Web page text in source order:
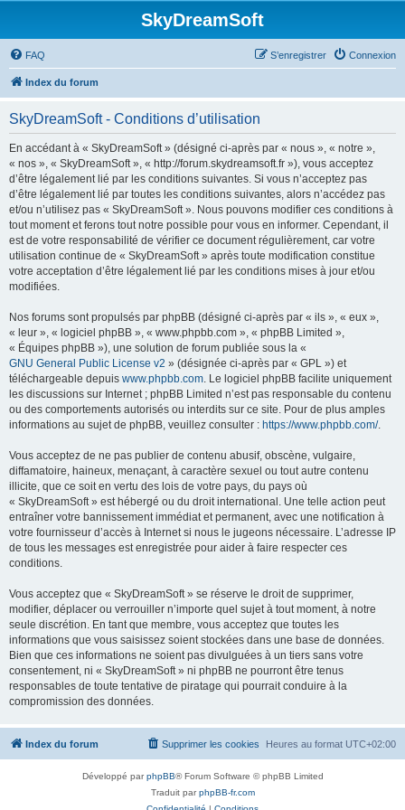
SkyDreamSoft
FAQ Connexion
S’enregistrer
Index du forum
SkyDreamSoft - Conditions d’utilisation
En accédant à « SkyDreamSoft » (désigné ci-après par « nous », « notre »,
« nos », « SkyDreamSoft », « http://forum.skydreamsoft.fr »), vous acceptez
d’être légalement lié par les conditions suivantes. Si vous n’acceptez pas
d’être légalement lié par toutes les conditions suivantes, alors n’accédez pas
et/ou n’utilisez pas « SkyDreamSoft ». Nous pouvons modifier ces conditions à
tout moment et ferons tout notre possible pour vous en informer. Cependant, il
est de votre responsabilité de vérifier ce document régulièrement, car votre
utilisation continue de « SkyDreamSoft » après toute modification constitue
votre acceptation d’être légalement lié par les conditions mises à jour et/ou
modifiées.
Nos forums sont propulsés par phpBB (désigné ci-après par « ils », « eux »,
« leur », « logiciel phpBB », « www.phpbb.com », « phpBB Limited »,
« Équipes phpBB »), une solution de forum publiée sous la «
GNU General Public License v2 » (désignée ci-après par « GPL ») et
téléchargeable depuis www.phpbb.com. Le logiciel phpBB facilite uniquement
les discussions sur Internet ; phpBB Limited n’est pas responsable du contenu
ou des comportements autorisés ou interdits sur ce site. Pour de plus amples
informations au sujet de phpBB, veuillez consulter : https://www.phpbb.com/.
Vous acceptez de ne pas publier de contenu abusif, obscène, vulgaire,
diffamatoire, haineux, menaçant, à caractère sexuel ou tout autre contenu
illicite, que ce soit en vertu des lois de votre pays, du pays où
« SkyDreamSoft » est hébergé ou du droit international. Une telle action peut
entraîner votre bannissement immédiat et permanent, avec une notification à
votre fournisseur d’accès à Internet si nous le jugeons nécessaire. L’adresse IP
de tous les messages est enregistrée pour aider à faire respecter ces
conditions.
Vous acceptez que « SkyDreamSoft » se réserve le droit de supprimer,
modifier, déplacer ou verrouiller n’importe quel sujet à tout moment, à notre
seule discrétion. En tant que membre, vous acceptez que toutes les
informations que vous saisissez soient stockées dans une base de données.
Bien que ces informations ne soient pas divulguées à un tiers sans votre
consentement, ni « SkyDreamSoft » ni phpBB ne pourront être tenus
responsables de toute tentative de piratage qui pourrait conduire à la
compromission des données.
Index du forum Heures au format UTC+02:00
Supprimer les cookies
Développé parphpBB® Forum Software © phpBB Limited
Traduit parphpBB-fr.com